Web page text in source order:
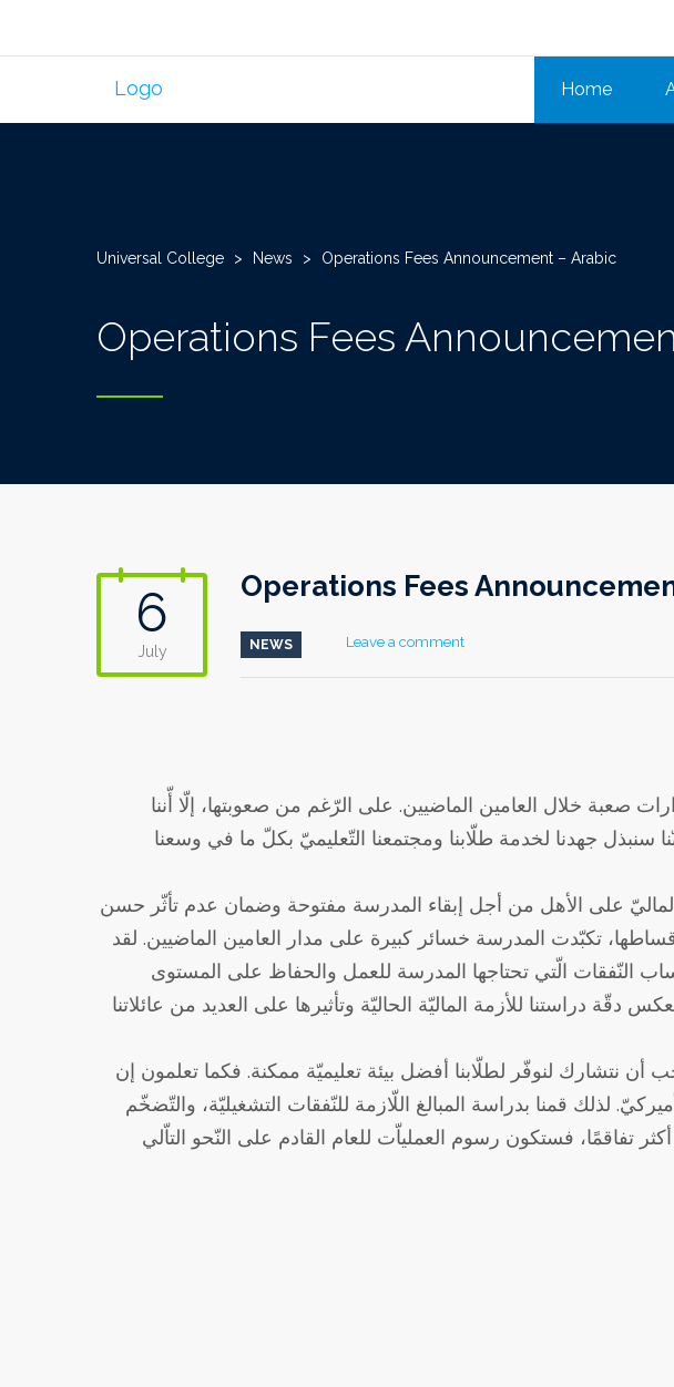
Home
Universal College > News > Operations Fees Announcement – Arabic
Operations Fees
6
July
Operations Fees
NEWS Leave a comment
صعبة خلال العامين الماضيين. على الرّغم من صعوبتها، إلّا أّننا
الماليّ على الأهل من أجل إبقاء المدرسة مفتوحة وضمان عدم تأثّر حسن
تكبّدت المدرسة خسائر كبيرة على مدار العامين الماضيين. لقد
النّفقات الّتي تحتاجها المدرسة للعمل والحفاظ على المستوى
أن نتشارك لنوفّر لطلّابنا أفضل بيئة تعليميّة ممكنة. فكما تعلمون إن
لذلك قمنا بدراسة المبالغ اللّازمة للنّفقات التشغيليّة، والتّضخّم